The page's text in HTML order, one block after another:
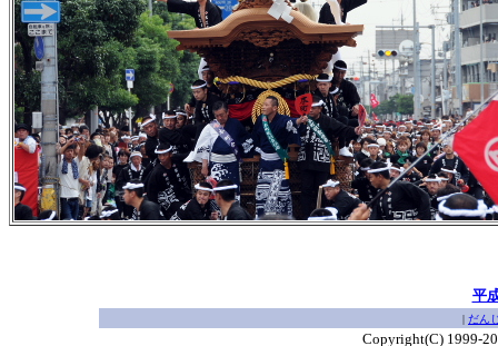
平
| だん
Copyright(C) 1999-